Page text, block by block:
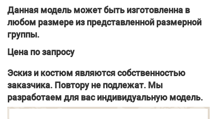
Данная модель может быть изготовленна в
любом размере из представленной размерной
группы.
Цена по запросу
Эскиз и костюм являются собственностью
заказчика. Повтору не подлежат. Мы
разработаем для вас индивидуальную модель.